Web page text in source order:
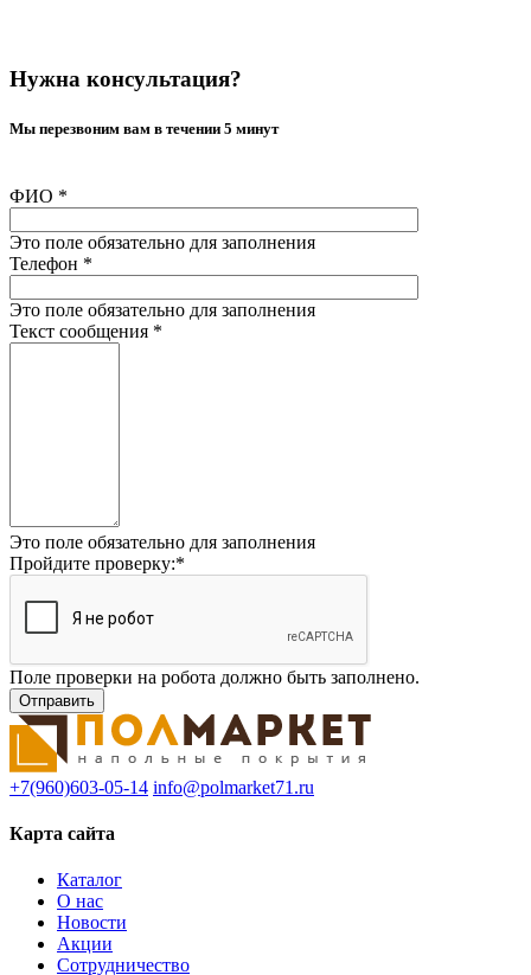
Нужна консультация?
Мы перезвоним вам в течении 5 минут
ФИО *
Это поле обязательно для заполнения
Телефон *
Это поле обязательно для заполнения
Текст сообщения *
Это поле обязательно для заполнения
Пройдите проверку:*
Поле проверки на робота должно быть заполнено.
+7(960)603-05-14 info@polmarket71.ru
Карта сайта
Каталог
О нас
Новости
Акции
Сотрудничество